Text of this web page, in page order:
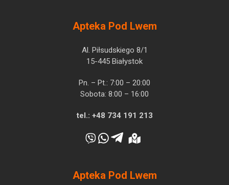
Apteka Pod Lwem
Al. Piłsudskiego 8/1
15-445 Białystok
Pn. – Pt.: 7:00 – 20:00
Sobota: 8:00 – 16:00
tel.: +48 734 191 213
Apteka Pod Lwem